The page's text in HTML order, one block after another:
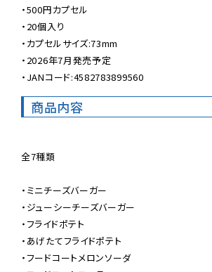
・500円カプセル
・20個入り
・カプセルサイズ:73mm
・2026年7月発売予定
・JANコード:4582783899560
商品内容
全7種類
・ミニチーズバーガー
・ジューシーチーズバーガー
・フライドポテト
・あげたてフライドポテト
・フードコートメロンソーダ